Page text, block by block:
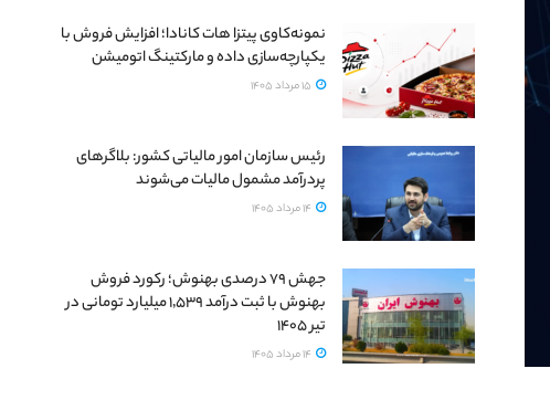
نمونه‌کاوی پیتزا هات کانادا؛ افزایش فروش با
یکپارچه‌سازی داده و مارکتینگ اتومیشن
رئیس سازمان امور مالیاتی کشور: بلاگرهای
پردرآمد مشمول مالیات می‌شوند
جهش ۷۹ درصدی بهنوش؛ رکورد فروش
بهنوش با ثبت درآمد ۱٬۵۳۹ میلیارد تومانی در
تیر ۱۴۰۵